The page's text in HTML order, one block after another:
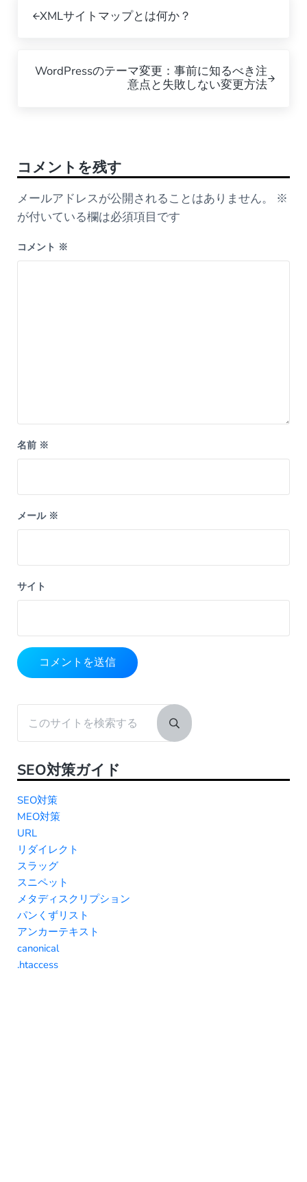
XMLサイトマップとは何か？
WordPressのテーマ変更：事前に知るべき注
意点と失敗しない変更方法
コメントを残す
メールアドレスが公開されることはありません。
※
が付いている欄は必須項目です
コメント ※
名前 ※
メール ※
サイト
Sidebar
Submit search
SEO対策ガイド
SEO対策
MEO対策
URL
リダイレクト
スラッグ
スニペット
メタディスクリプション
パンくずリスト
アンカーテキスト
canonical
.htaccess